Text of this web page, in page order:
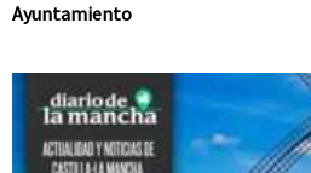
Ayuntamiento